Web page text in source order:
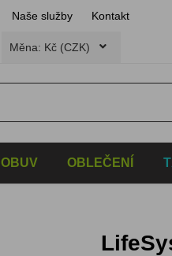
Naše služby Kontakt
Měna: Kč (CZK)
OBUV OBLEČENÍ
LifeSystems Dual-Magnetic Rechargeable